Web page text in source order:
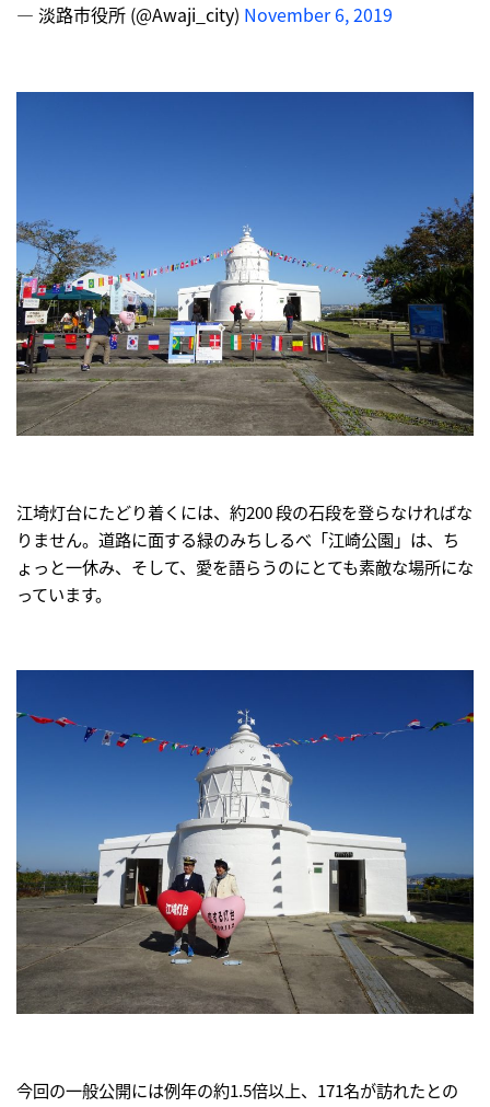
— 淡路市役所 (@Awaji_city) November 6, 2019
江埼灯台にたどり着くには、約200 段の石段を登らなければな
りません。道路に面する緑のみちしるべ「江崎公園」は、ち
ょっと一休み、そして、愛を語らうのにとても素敵な場所にな
っています。
今回の一般公開には例年の約1.5倍以上、171名が訪れたとの